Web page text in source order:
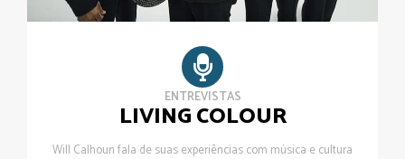
ENTREVISTAS
LIVING COLOUR
Will Calhoun fala de suas experiências com música e cultura